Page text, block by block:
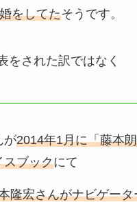
をしてたそうです。
をされた訳ではなく
が2014年1月に「藤本
スブックにて
隆宏さんがナビゲータ